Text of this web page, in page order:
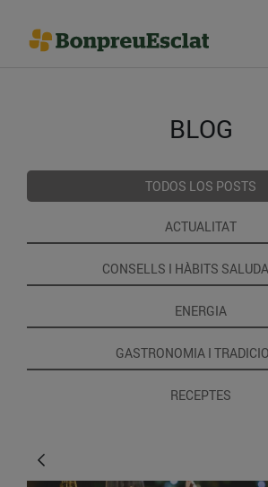
BLOG
TODOS LOS POSTS
ACTUALITAT
CONSELLS I HÀBITS
ENERGIA
GASTRONOMIA I
RECEPTES